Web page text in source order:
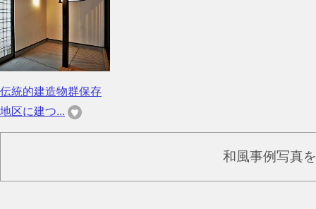
伝統的建造物群保存
地区に建つ...
和風事例写真